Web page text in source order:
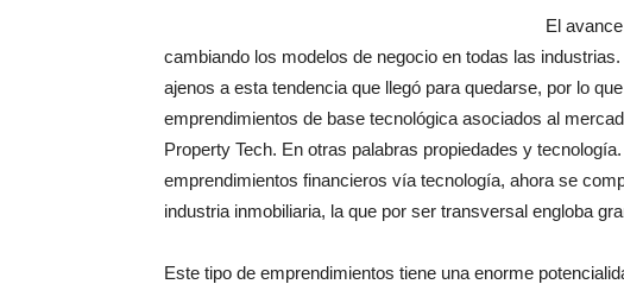
El
cambiando los modelos de negocio en todas las
ajenos a esta tendencia que llegó para quedarse, por lo
emprendimientos de base tecnológica asociados al
Property Tech. En otras palabras propiedades y
emprendimientos financieros vía tecnología, ahora se
industria inmobiliaria, la que por ser transversal engloba
Este tipo de emprendimientos tiene una enorme